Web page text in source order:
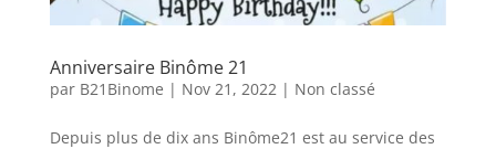
Anniversaire Binôme 21
par B21Binome | Nov 21, 2022 | Non classé
Depuis plus de dix ans Binôme21 est au service des